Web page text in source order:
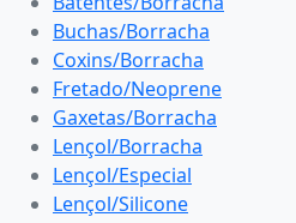
Buchas/Borracha
Coxins/Borracha
Fretado/Neoprene
Gaxetas/Borracha
Lençol/Borracha
Lençol/Especial
Lençol/Silicone